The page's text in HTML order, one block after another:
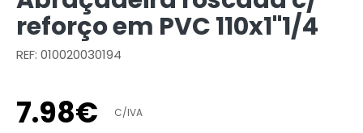
reforço em PVC 110x1"1/4
REF: 010020030194
7.98€ C/IVA